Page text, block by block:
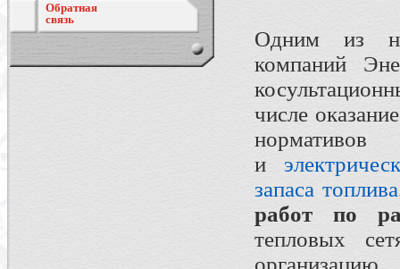
Обратная
связь
Одним из
компаний
числе
и
запаса топлива
работ по
тепловых